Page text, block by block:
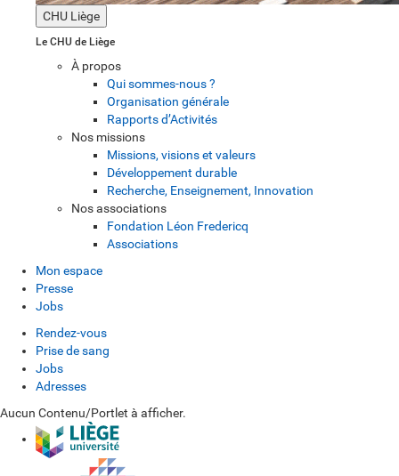
CHU Liège
Le CHU de Liège
À propos
Qui sommes-nous ?
Organisation générale
Rapports d’Activités
Nos missions
Missions, visions et valeurs
Développement durable
Recherche, Enseignement, Innovation
Nos associations
Fondation Léon Fredericq
Associations
Mon espace
Presse
Jobs
Rendez-vous
Prise de sang
Jobs
Adresses
Aucun Contenu/Portlet à afficher.